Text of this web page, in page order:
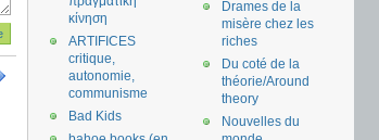
Drames de la
misère chez les
riches
Du coté de la
théorie/Around
theory
Nouvelles du
κίνηση
ARTIFICES
critique,
autonomie,
communisme
Bad Kids